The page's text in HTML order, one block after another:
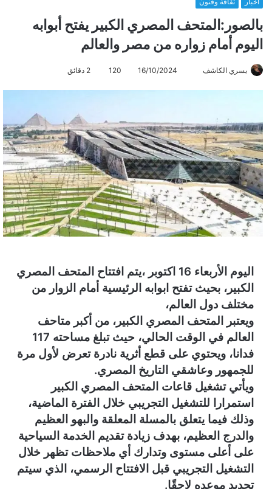
بالصور:المتحف المصري الكبير يفتح أبوابه
اليوم أمام زواره من مصر والعالم
يسري الكاشف
ب
ر
ي
د
ا
ل
ك
و
ن
16/10/2024
120
اليوم الأربعاء 16 اكتوبر ،يتم افتتاح المتحف المصري
الكبير، بحيث تفتح ابوابه الرئيسية أمام الزوار من
مختلف دول العالم،
ويعتبر المتحف المصري الكبير، من أكبر متاحف
العالم في الوقت الحالي، حيث تبلغ مساحته 117
فدانا، ويحتوي على قطع أثرية نادرة تعرض لأول مرة
للجمهور وعاشقي التاريخ المصري.
ويأتي تشغيل قاعات المتحف المصري الكبير
استمرارا للتشغيل التجريبي خلال الفترة الماضية،
وذلك فيما يتعلق بالمسلة المعلقة والبهو العظيم
والدرج العظيم، بهدف زيادة تقديم الخدمة السياحية
على أعلى مستوى وتدارك أي ملاحظات تظهر خلال
التشغيل التجريبي قبل الافتتاح الرسمي، الذي سيتم
تحديد موعده لاحقًا.